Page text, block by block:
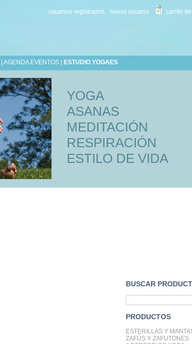
usuarios registrados nuevo usuario carrito
AGENDA EVENTOS ESTUDIO YOGAES
YOGA
ASANAS
MEDITACIÓN
RESPIRACIÓN
ESTILO DE VIDA
BUSCAR
PRODUCTOS
ESTERILLAS Y
ZAFÚS Y ZAFUTONES